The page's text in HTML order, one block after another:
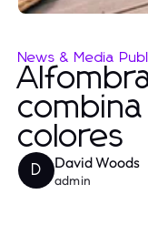
News & Media
colores
D David Woods
admin